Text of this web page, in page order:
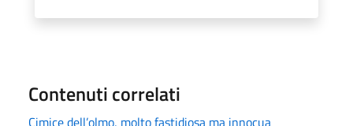
Contenuti correlati
Cimice dell’olmo, molto fastidiosa ma innocua